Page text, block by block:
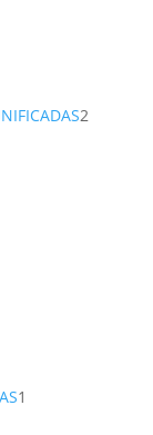
22
1